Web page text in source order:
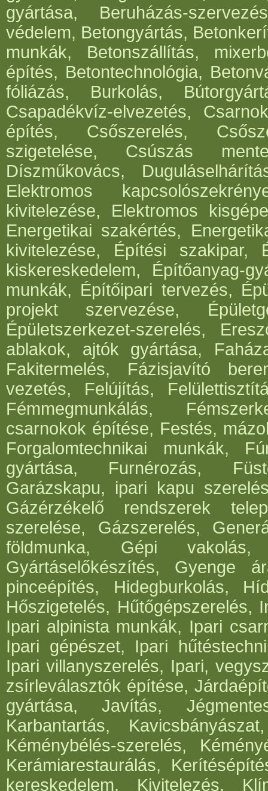
gyártása, Beruházás-
védelem, Betongyártás,
munkák, Betonszállítás,
építés, Betontechnológia,
fóliázás, Burkolás,
Csapadékvíz-elvezetés,
építés, Csőszerelés,
szigetelése, Csúszás
Díszműkovács,
Elektromos
kivitelezése, Elektromos
Energetikai szakértés,
kivitelezése, Építési szakipar,
kiskereskedelem, Építőanyag-
munkák, Építőipari tervezés,
projekt szervezése,
Épületszerkezet-szerelés,
ablakok, ajtók gyártása,
Fakitermelés, Fázisjavító
vezetés, Felújítás,
Fémmegmunkálás,
csarnokok építése, Festés,
Forgalomtechnikai munkák,
gyártása, Furnérozás,
Garázskapu, ipari kapu
Gázérzékelő rendszerek
szerelése, Gázszerelés,
földmunka, Gépi vakolás,
Gyártáselőkészítés, Gyenge
pinceépítés, Hidegburkolás,
Hőszigetelés, Hűtőgépszerelés,
Ipari alpinista munkák, Ipari
Ipari gépészet, Ipari
Ipari villanyszerelés, Ipari,
zsírleválasztók építése,
gyártása, Javítás,
Karbantartás,
Kéménybélés-szerelés,
Kerámiarestaurálás,
kereskedelem, Kivitelezés,